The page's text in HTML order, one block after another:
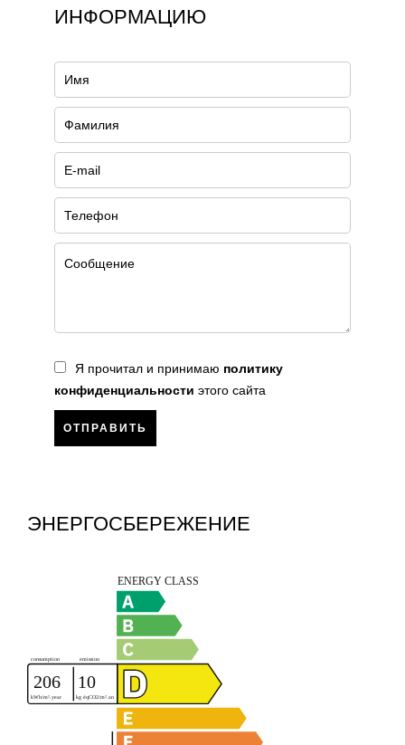
ИНФОРМАЦИЮ
Я прочитал и принимаю политику
конфиденциальности этого сайта
ОТПРАВИТЬ
ЭНЕРГОСБЕРЕЖЕНИЕ